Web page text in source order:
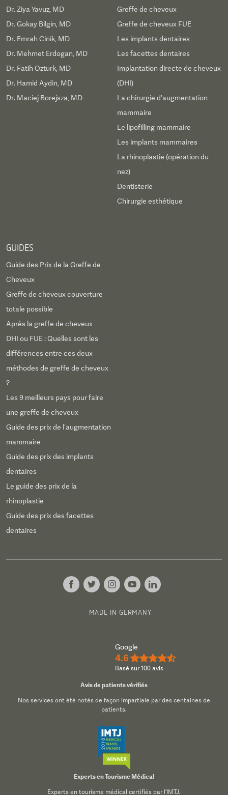
Dr. Ziya Yavuz, MD
Dr. Gokay Bilgin, MD
Dr. Emrah Cinik, MD
Dr. Mehmet Erdogan, MD
Dr. Fatih Ozturk, MD
Dr. Hamid Aydin, MD
Dr. Maciej Borejsza, MD
Greffe de cheveux
Greffe de cheveux FUE
Les implants dentaires
Les facettes dentaires
Implantation directe de cheveux
(DHI)
La chirurgie d’augmentation
mammaire
Le lipofilling mammaire
Les implants mammaires
La rhinoplastie (opération du
nez)
Dentisterie
Chirurgie esthétique
GUIDES
Guide des Prix de la Greffe de
Cheveux
Greffe de cheveux couverture
totale possible
Après la greffe de cheveux
DHI ou FUE : Quelles sont les
différences entre ces deux
méthodes de greffe de cheveux
?
Les 9 meilleurs pays pour faire
une greffe de cheveux
Guide des prix de l’augmentation
mammaire
Guide des prix des implants
dentaires
Le guide des prix de la
rhinoplastie
Guide des prix des facettes
dentaires
MADE IN GERMANY
Google
4.6 ★★★★½
Basé sur 100 avis
Avis de patients vérifiés
Nos services ont été notés de façon impartiale par des centaines de
patients.
Experts en Tourisme Médical
Experts en tourisme médical certifiés par l'IMTJ.